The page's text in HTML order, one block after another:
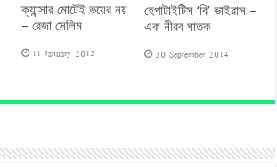
ক্যান্সার মোটেই ভয়ের নয়
– রেজা সেলিম
11 January 2015
হেপাটাইটিস ‘বি’ ভাইরাস –
এক নীরব ঘাতক
30 September 2014